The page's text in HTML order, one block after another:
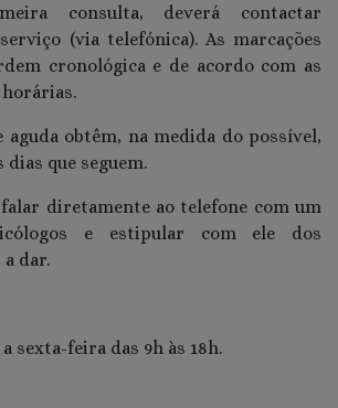
consulta, deverá contactar
(via telefónica). As marcações
cronológica e de acordo com as
aguda obtêm, na medida do possível,
que seguem.
falar diretamente ao telefone com um
e estipular com ele dos
dar.
sexta-feira das 9h às 18h.